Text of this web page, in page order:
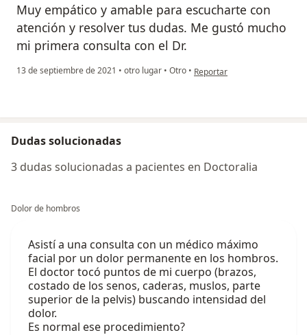
Muy empático y amable para escucharte con
atención y resolver tus dudas. Me gustó mucho
mi primera consulta con el Dr.
13 de septiembre de 2021 • otro lugar • Otro • en opinión del usuario Sheyla
Reportar
Dudas solucionadas
3 dudas solucionadas a pacientes en Doctoralia
Dolor de hombros
Asistí a una consulta con un médico máximo
facial por un dolor permanente en los hombros.
El doctor tocó puntos de mi cuerpo (brazos,
costado de los senos, caderas, muslos, parte
superior de la pelvis) buscando intensidad del
dolor.
Es normal ese procedimiento?